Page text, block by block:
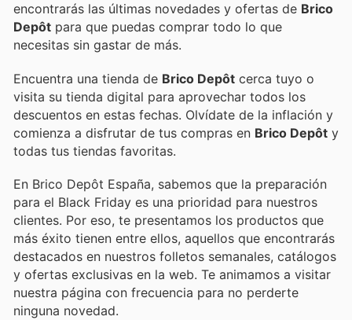
encontrarás las últimas novedades y ofertas de Brico
Depôt para que puedas comprar todo lo que
necesitas sin gastar de más.
Encuentra una tienda de Brico Depôt cerca tuyo o
visita su tienda digital para aprovechar todos los
descuentos en estas fechas. Olvídate de la inflación y
comienza a disfrutar de tus compras en Brico Depôt y
todas tus tiendas favoritas.
En Brico Depôt España, sabemos que la preparación
para el Black Friday es una prioridad para nuestros
clientes. Por eso, te presentamos los productos que
más éxito tienen entre ellos, aquellos que encontrarás
destacados en nuestros folletos semanales, catálogos
y ofertas exclusivas en la web. Te animamos a visitar
nuestra página con frecuencia para no perderte
ninguna novedad.